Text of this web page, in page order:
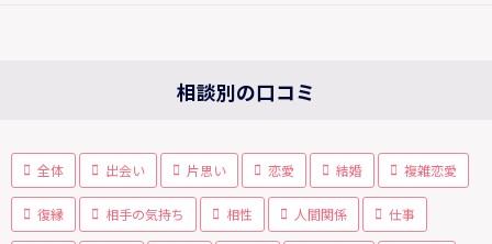
相談別の口コミ
全体 出会い 片思い 恋愛 結婚 複雑恋愛
復縁 相手の気持ち 相性 人間関係 仕事